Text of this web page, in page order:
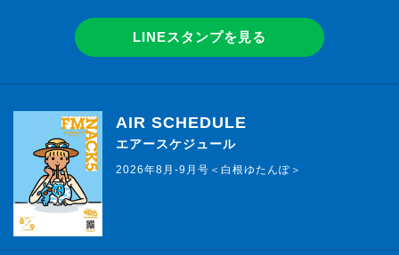
LINEスタンプを見る
AIR SCHEDULE
エアースケジュール
2026年8月-9月号＜白根ゆたんぽ＞